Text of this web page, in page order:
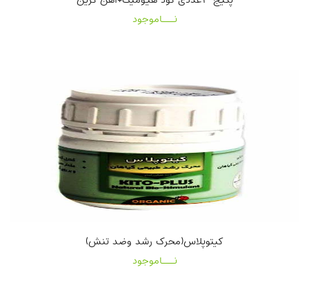
نـــاموجود
کیتوپلاس(محرک رشد وضد تنش)
نـــاموجود